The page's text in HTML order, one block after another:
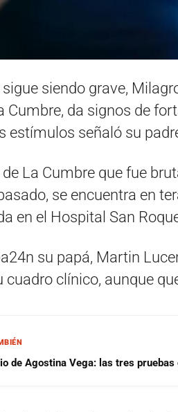
siendo grave,
Cumbre, da signos de
estímulos señaló su
La Cumbre que fue
se encuentra en
en el Hospital San
su papá, Martin
cuadro clínico, aunque
de Agostina Vega: las tres